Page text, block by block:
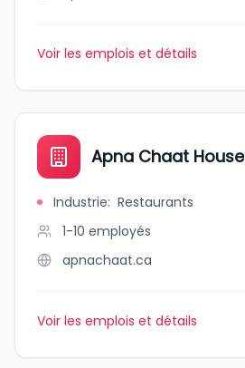
Voir les emplois et détails
Apna Chaat House
Industrie: Restaurants
1-10 employés
apnachaat.ca
Voir les emplois et détails